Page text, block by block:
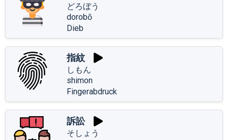
どろぼう
dorobō
Dieb
指紋
しもん
shimon
Fingerabdruck
訴訟
そしょう